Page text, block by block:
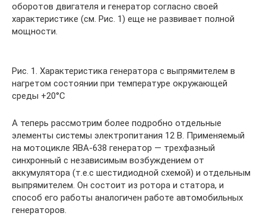
оборотов двигателя и генератор согласно своей
характеристике (см. Рис. 1) еще не развивает полной
мощности.
Рис. 1. Характеристика генератора с выпрямителем в
нагретом состоянии при температуре окружающей
среды +20°С
А теперь рассмотрим более подробно отдельные
элементы системы электропитания 12 В. Применяемый
на мотоцикле ЯВА-638 генератор — трехфазный
синхронный с независимым возбуждением от
аккумулятора (т.е.с шестидиодной схемой) и отдельным
выпрямителем. Он состоит из ротора и статора, и
способ его работы аналогичен работе автомобильных
генераторов.